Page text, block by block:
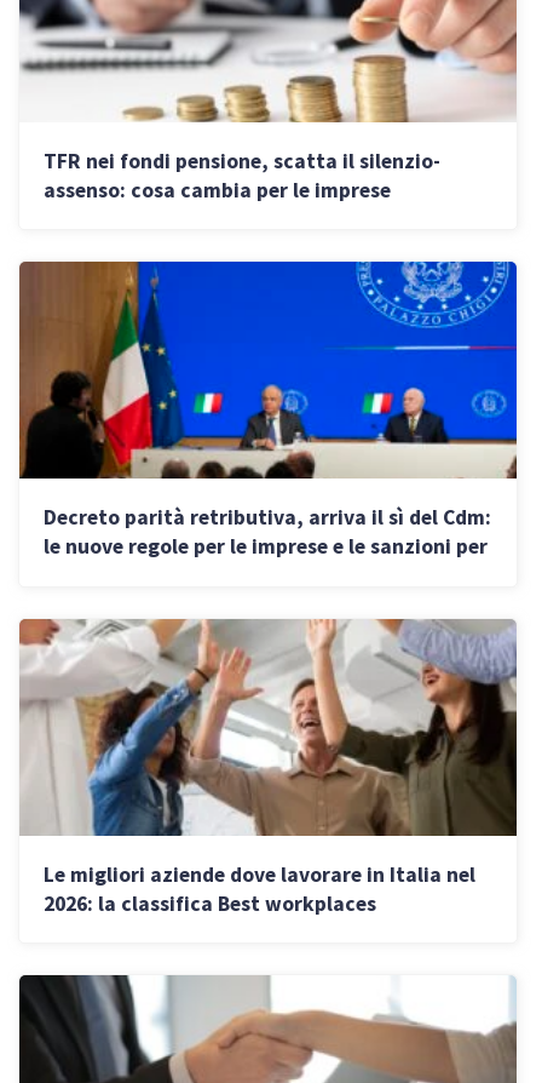
TFR nei fondi pensione, scatta il silenzio-
assenso: cosa cambia per le imprese
Decreto parità retributiva, arriva il sì del Cdm:
le nuove regole per le imprese e le sanzioni per
Le migliori aziende dove lavorare in Italia nel
2026: la classifica Best workplaces